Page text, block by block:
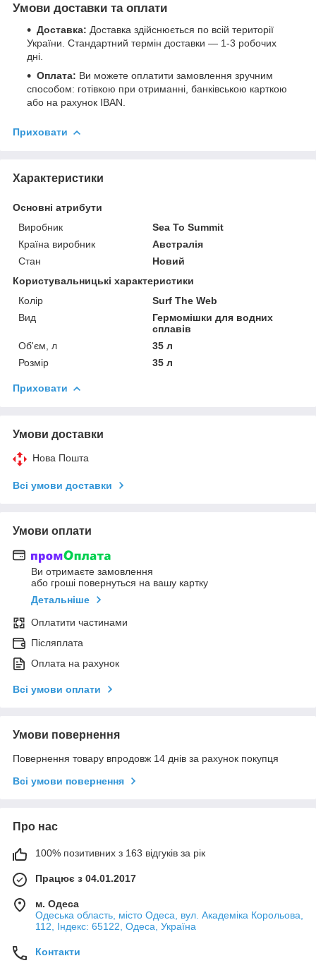
Умови доставки та оплати
Доставка: Доставка здійснюється по всій території
України. Стандартний термін доставки — 1-3 робочих
дні.
Оплата: Ви можете оплатити замовлення зручним
способом: готівкою при отриманні, банківською карткою
або на рахунок IBAN.
Приховати
Характеристики
Основні атрибути
Виробник
Sea To Summit
Країна виробник
Австралія
Стан
Новий
Користувальницькі характеристики
Колір
Surf The Web
Вид
Гермомішки для водних
сплавів
Об'єм, л
35 л
Розмір
35 л
Приховати
Умови доставки
Нова Пошта
Всі умови доставки
Умови оплати
Ви отримаєте замовлення
або гроші повернуться на вашу картку
Детальніше
Оплатити частинами
Післяплата
Оплата на рахунок
Всі умови оплати
Умови повернення
Повернення товару впродовж 14 днів за рахунок покупця
Всі умови повернення
Про нас
100% позитивних з 163 відгуків за рік
Працює з 04.01.2017
м. Одеса
Одеська область, місто Одеса, вул. Академіка Корольова,
112, Індекс: 65122, Одеса, Україна
Контакти